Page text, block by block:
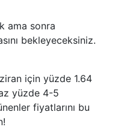
ama sonra
bekleyeceksiniz.
için yüzde 1.64
yüzde 4-5
fiyatlarını bu